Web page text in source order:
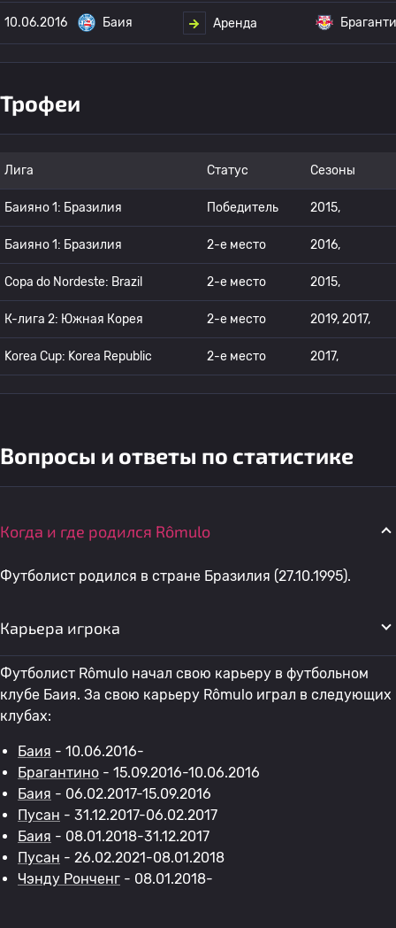
10.06.2016 Баия Аренда
Трофеи
Лига Статус Сезоны
Баияно 1: Бразилия Победитель 2015,
Баияно 1: Бразилия 2-е место 2016,
Copa do Nordeste: Brazil 2-е место 2015,
К-лига 2: Южная Корея 2-е место 2019, 2017,
Korea Cup: Korea Republic 2-е место 2017,
Вопросы и ответы по статистике
Когда и где родился Rômulo
Футболист родился в стране Бразилия (27.10.1995).
Карьера игрока
Футболист Rômulo начал свою карьеру в футбольном
клубе Баия. За свою карьеру Rômulo играл в следующих
клубах:
Баия - 10.06.2016-
Брагантино - 15.09.2016-10.06.2016
Баия - 06.02.2017-15.09.2016
Пусан - 31.12.2017-06.02.2017
Баия - 08.01.2018-31.12.2017
Пусан - 26.02.2021-08.01.2018
Чэнду Ронченг - 08.01.2018-